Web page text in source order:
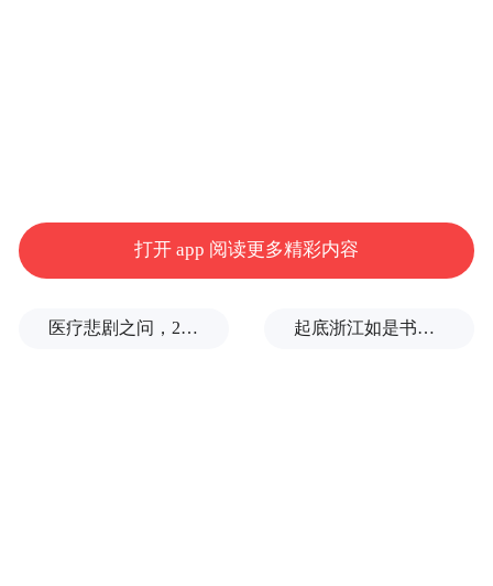
打开 app 阅读更多精彩内容
医疗悲剧之问，2岁半患儿身亡，医生获刑一年 起底浙江如是书院：导师为传销头目，用歪理给家长洗脑，多位学员称遭殴打